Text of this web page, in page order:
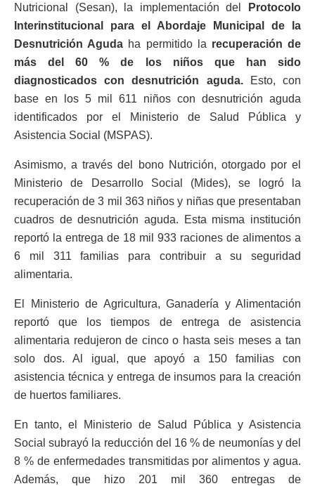
Nutricional (Sesan), la implementación del
Protocolo
Interinstitucional para el Abordaje Municipal de la
Desnutrición Aguda ha permitido la recuperación de
más del 60 % de los niños que han sido
diagnosticados con desnutrición aguda.
Esto, con
base en los 5 mil 611 niños con desnutrición aguda
identificados por el Ministerio de Salud Pública y
Asistencia Social (MSPAS).
Asimismo, a través del bono Nutrición, otorgado por el
Ministerio de Desarrollo Social (Mides), se logró la
recuperación de 3 mil 363 niños y niñas que presentaban
cuadros de desnutrición aguda. Esta misma institución
reportó la entrega de 18 mil 933 raciones de alimentos a
6 mil 311 familias para contribuir a su seguridad
alimentaria.
El Ministerio de Agricultura, Ganadería y Alimentación
reportó que los tiempos de entrega de asistencia
alimentaria redujeron de cinco o hasta seis meses a tan
solo dos. Al igual, que apoyó a 150 familias con
asistencia técnica y entrega de insumos para la creación
de huertos familiares.
En tanto, el Ministerio de Salud Pública y Asistencia
Social subrayó la reducción del 16 % de neumonías y del
8 % de enfermedades transmitidas por alimentos y agua.
Además, que hizo 201 mil 360 entregas de